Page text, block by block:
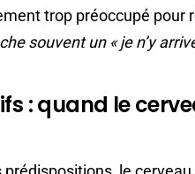
trop préoccupé pour
souvent un « je n’y
: quand le